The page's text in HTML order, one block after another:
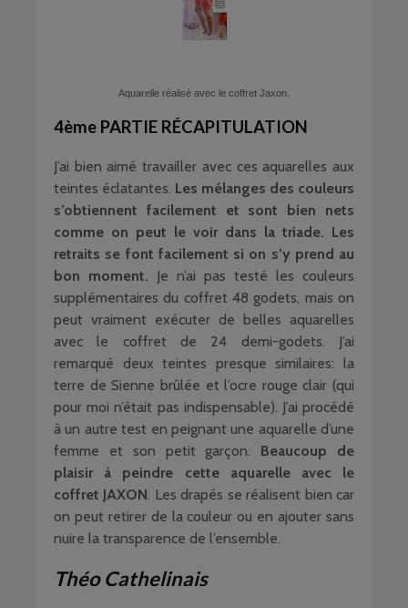
Aquarelle réalisé avec le coffret Jaxon.
4ème PARTIE RÉCAPITULATION
J’ai bien aimé travailler avec ces aquarelles aux
teintes éclatantes. Les mélanges des couleurs
s’obtiennent facilement et sont bien nets
comme on peut le voir dans la triade. Les
retraits se font facilement si on s’y prend au
bon moment. Je n’ai pas testé les couleurs
supplémentaires du coffret 48 godets, mais on
peut vraiment exécuter de belles aquarelles
avec le coffret de 24 demi-godets. J’ai
remarqué deux teintes presque similaires: la
terre de Sienne brûlée et l’ocre rouge clair (qui
pour moi n’était pas indispensable). J’ai procédé
à un autre test en peignant une aquarelle d’une
femme et son petit garçon. Beaucoup de
plaisir à peindre cette aquarelle avec le
coffret JAXON. Les drapés se réalisent bien car
on peut retirer de la couleur ou en ajouter sans
nuire la transparence de l’ensemble.
Théo Cathelinais